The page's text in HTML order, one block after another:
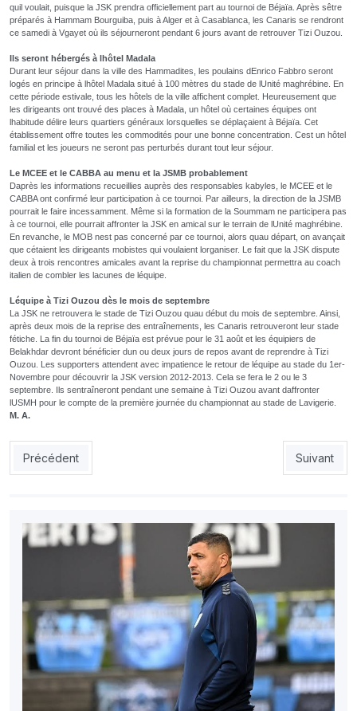
quil voulait, puisque la JSK prendra officiellement part au tournoi de Béjaïa. Après sêtre
préparés à Hammam Bourguiba, puis à Alger et à Casablanca, les Canaris se rendront
ce samedi à Vgayet où ils séjourneront pendant 6 jours avant de retrouver Tizi Ouzou.
Ils seront hébergés à lhôtel Madala
Durant leur séjour dans la ville des Hammadites, les poulains dEnrico Fabbro seront
logés en principe à lhôtel Madala situé à 100 mètres du stade de lUnité maghrébine. En
cette période estivale, tous les hôtels de la ville affichent complet. Heureusement que
les dirigeants ont trouvé des places à Madala, un hôtel où certaines équipes ont
lhabitude délire leurs quartiers généraux lorsquelles se déplaçaient à Béjaïa. Cet
établissement offre toutes les commodités pour une bonne concentration. Cest un hôtel
familial et les joueurs ne seront pas perturbés durant tout leur séjour.
Le MCEE et le CABBA au menu et la JSMB probablement
Daprès les informations recueillies auprès des responsables kabyles, le MCEE et le
CABBA ont confirmé leur participation à ce tournoi. Par ailleurs, la direction de la JSMB
pourrait le faire incessamment. Même si la formation de la Soummam ne participera pas
à ce tournoi, elle pourrait affronter la JSK en amical sur le terrain de lUnité maghrébine.
En revanche, le MOB nest pas concerné par ce tournoi, alors quau départ, on avançait
que cétaient les dirigeants mobistes qui voulaient lorganiser. Le fait que la JSK dispute
deux à trois rencontres amicales avant la reprise du championnat permettra au coach
italien de combler les lacunes de léquipe.
Léquipe à Tizi Ouzou dès le mois de septembre
La JSK ne retrouvera le stade de Tizi Ouzou quau début du mois de septembre. Ainsi,
après deux mois de la reprise des entraînements, les Canaris retrouveront leur stade
fétiche. La fin du tournoi de Béjaïa est prévue pour le 31 août et les équipiers de
Belakhdar devront bénéficier dun ou deux jours de repos avant de reprendre à Tizi
Ouzou. Les supporters attendent avec impatience le retour de léquipe au stade du 1er-
Novembre pour découvrir la JSK version 2012-2013. Cela se fera le 2 ou le 3
septembre. Ils sentraîneront pendant une semaine à Tizi Ouzou avant daffronter
lUSMH pour le compte de la première journée du championnat au stade de Lavigerie.
M. A.
Article précédent : CRB : Le Chabab à pied duvre en Tunisie
Précédent Article
Suivant